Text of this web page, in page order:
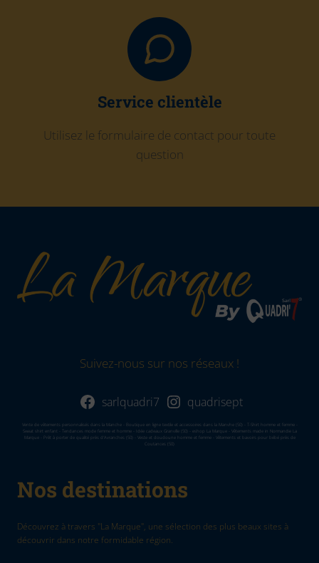
Service clientèle
Utilisez le formulaire de contact pour toute
question
Suivez-nous sur nos réseaux !
sarlquadri7 quadrisept
Vente de vêtements personnalisés dans la Manche - Boutique en ligne textile et accessoires dans la Manvhe (50) - T-Shirt homme et femme -
Sweat shirt enfant - Tendances mode femme et homme - Idée cadeaux Granville (50) - eshop La Marque - Vêtements made in Normandie La
Marque - Prêt à porter de qualité près d'Avranches (50) - Veste et doudoune homme et femme - Vêtements et bavoirs pour bébé près de
Coutances (50)
Nos destinations
Découvrez à travers "La Marque", une sélection des plus beaux sites à
découvrir dans notre formidable région.